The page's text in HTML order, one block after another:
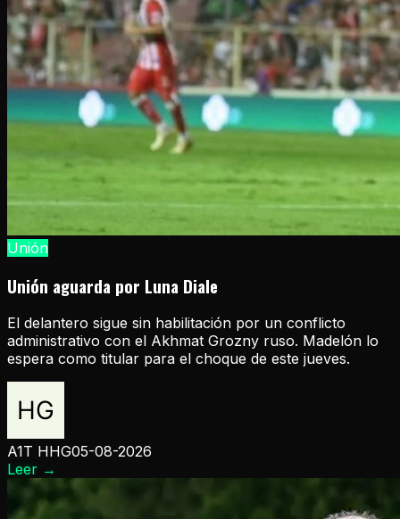
Unión
Unión aguarda por Luna Diale
El delantero sigue sin habilitación por un conflicto
administrativo con el Akhmat Grozny ruso. Madelón lo
espera como titular para el choque de este jueves.
A1T HHG05-08-2026
Leer →